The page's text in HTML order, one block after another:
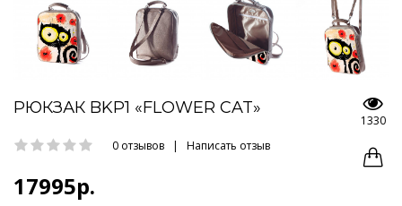
РЮКЗАК BKP1 «FLOWER CAT»
0 отзывов | Написать отзыв
17995р.
1330